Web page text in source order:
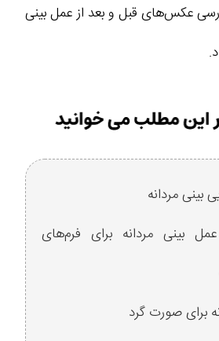
عکس‌های قبل و بعد از عمل بینی
بینی مردانه
بینی مردانه برای فرم‌های
برای صورت گرد